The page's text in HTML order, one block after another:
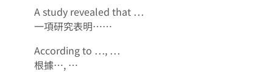
A study revealed that …
一項研究表明……
According to …, …
根據…, …